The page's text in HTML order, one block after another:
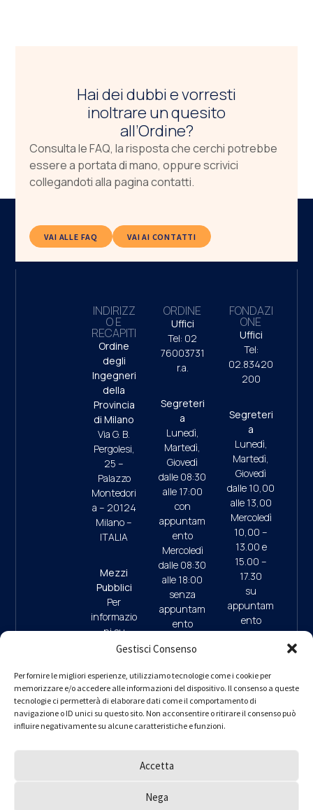
Gestisci Consenso
Per fornire le migliori esperienze, utilizziamo tecnologie come i cookie per
memorizzare e/o accedere alle informazioni del dispositivo. Il consenso a queste
tecnologie ci permetterà di elaborare dati come il comportamento di
navigazione o ID unici su questo sito. Non acconsentire o ritirare il consenso può
influire negativamente su alcune caratteristiche e funzioni.
Accetta
Nega
Hai dei dubbi e vorresti
inoltrare un quesito
all’Ordine?
Consulta le FAQ, la risposta che cerchi potrebbe
essere a portata di mano, oppure scrivici
collegandoti alla pagina contatti.
VAI ALLE FAQ VAI AI CONTATTI
INDIRIZZ
O E
RECAPITI
Ordine
degli
Ingegneri
della
Provincia
di Milano
Via G. B.
Pergolesi,
25 –
Palazzo
Montedori
a – 20124
Milano –
ITALIA
Mezzi
Pubblici
Per
informazio
ni su
mezzi
parcheggi
clicca qui
ORDINE
Uffici
Tel: 02
76003731
r.a.
Segreteri
a
Lunedì,
Martedì,
Giovedì
dalle 08:30
alle 17:00
con
appuntam
ento
Mercoledì
dalle 08:30
alle 18:00
senza
appuntam
ento
accesso
9.30/13.0
0 (da
Lunedì a
no@ingpe
FONDAZI
ONE
Uffici
Tel:
02.83420
200
Segreteri
a
Lunedì,
Martedì,
Giovedì
dalle 10,00
alle 13,00
Mercoledì
10,00 –
13.00 e
15.00 –
17.30
su
appuntam
ento
09:30/13:
00 (da
Lunedì a
Giovedì)